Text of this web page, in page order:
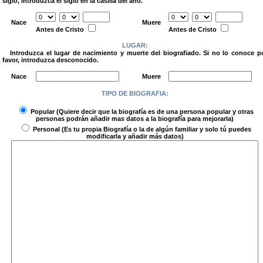
Nace
Antes de Cristo
Muere
Antes de Cristo
LUGAR:
Introduzca el lugar de nacimiento y muerte del biografiado. Si no lo conoce
favor, introduzca desconocido.
Nace
Muere
TIPO DE BIOGRAFIA:
Popular(Quiere decir que la biografía es de una persona popular y otras
personas podrán añadir mas datos a la biografía para mejorarla)
Personal(Es tu propia Biografía o la de algún familiar y solo tú puedes
modificarla y añadir más datos)